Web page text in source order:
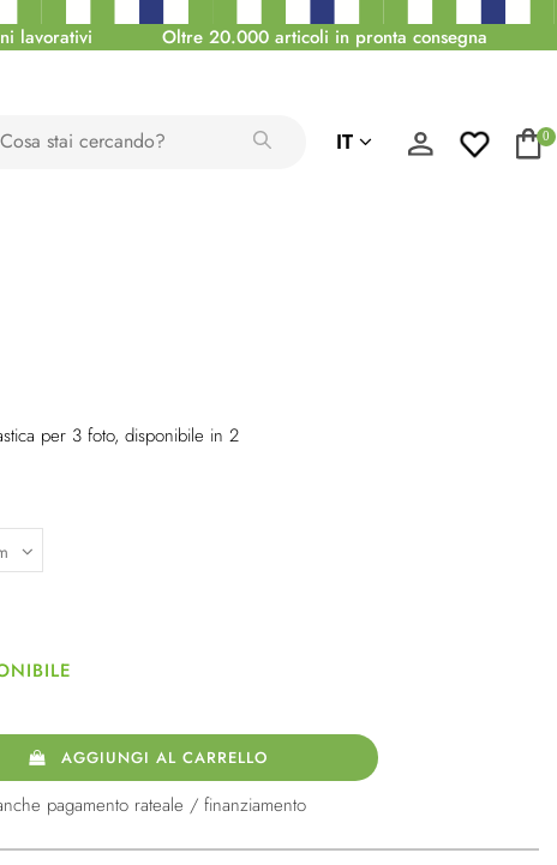
lavorativi Oltre 20.000 articoli in pronta consegna
IT 0
per 3 foto, disponibile in 2
AGGIUNGI AL CARRELLO
pagamento rateale / finanziamento